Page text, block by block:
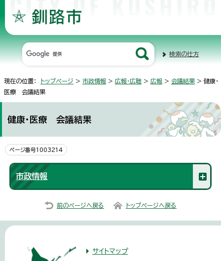
検索の仕方
現在の位置： トップページ > 市政情報 > 広報・広聴 > 広報 > 会議結果 > 健康・
医療 会議結果
健康・医療 会議結果
ページ番号1003214
市政情報
前のページへ戻る トップページへ戻る
サイトマップ